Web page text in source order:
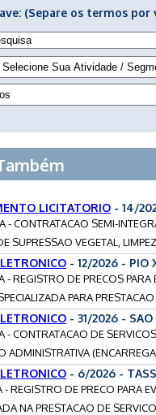
(Separe os termos por
LICITATORIO - 14/
- CONTRATACAO SEMI-
SUPRESSAO VEGETAL,
- 12/2026 - PIO
- REGISTRO DE PRECOS PARA
PARA
- 31/2026 -
- CONTRATACAO DE
ADMINISTRATIVA
- 6/2026 -
REGISTRO DE PRECO PARA
NA PRESTACAO DE